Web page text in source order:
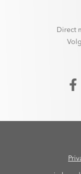
Direct